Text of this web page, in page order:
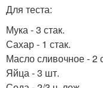
Для теста:
Мука - 3 стак.
Сахар - 1 стак.
Масло сливочное - 2
Яйца - 3 шт.